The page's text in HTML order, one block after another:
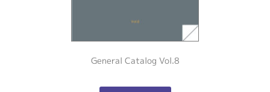
General Catalog Vol.8